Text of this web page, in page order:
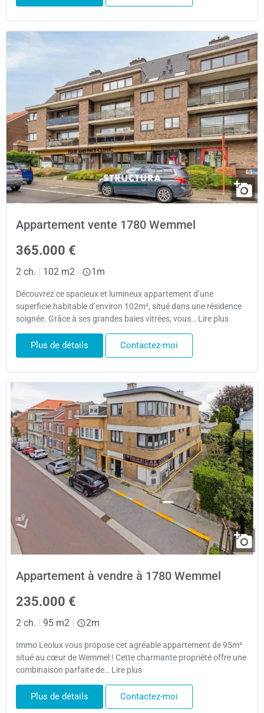
Appartement vente 1780 Wemmel
365.000 €
2 ch. 102 m2 1m
Découvrez ce spacieux et lumineux appartement d’une
superficie habitable d’environ 102m², situé dans une résidence
soignée. Grâce à ses grandes baies vitrées, vous… Lire plus
Plus de détails Contactez-moi
Appartement à vendre à 1780 Wemmel
235.000 €
2 ch. 95 m2 2m
Immo Leolux vous propose cet agréable appartement de 95m²
situé au cœur de Wemmel ! Cette charmante propriété offre une
combinaison parfaite de… Lire plus
Plus de détails Contactez-moi